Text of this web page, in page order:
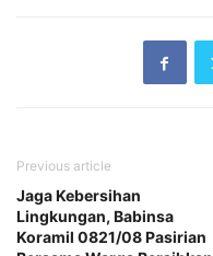
Previous article
Jaga Kebersihan
Lingkungan, Babinsa
Koramil 0821/08 Pasirian